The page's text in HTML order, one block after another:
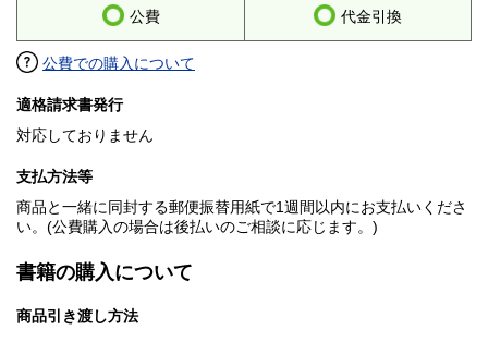
公費 代金引換
公費での購入について
適格請求書発行
対応しておりません
支払方法等
商品と一緒に同封する郵便振替用紙で1週間以内にお支払いくださ
い。(公費購入の場合は後払いのご相談に応じます。)
書籍の購入について
商品引き渡し方法